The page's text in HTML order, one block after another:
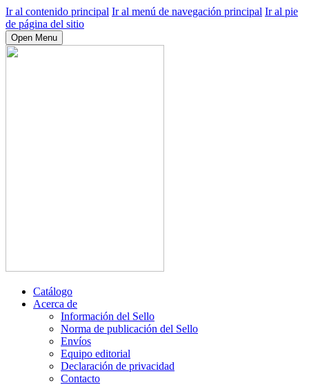
Ir al contenido principal Ir al menú de navegación principal Ir al pie
de página del sitio
Open Menu
Catálogo
Acerca de
Información del Sello
Norma de publicación del Sello
Envíos
Equipo editorial
Declaración de privacidad
Contacto